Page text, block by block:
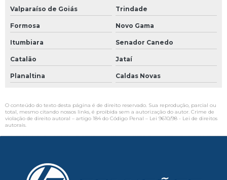
Valparaíso de Goiás Trindade
Formosa Novo Gama
Itumbiara Senador Canedo
Catalão Jataí
Planaltina Caldas Novas
O conteúdo do texto desta página é de direito reservado. Sua reprodução, parcial ou
total, mesmo citando nossos links, é proibida sem a autorização do autor. Crime de
violação de direito autoral – artigo 184 do Código Penal – Lei 9610/98 - Lei de direitos
autorais